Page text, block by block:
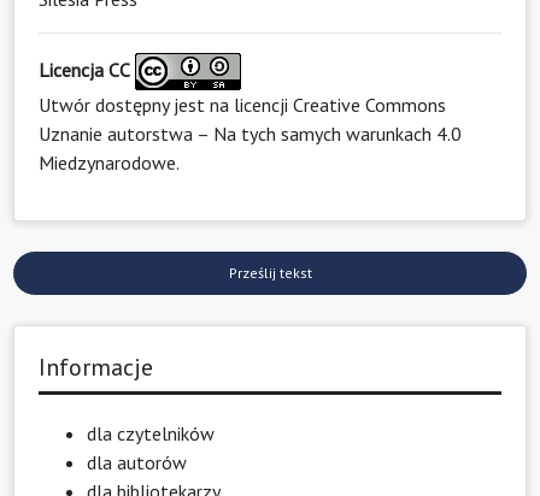
Licencja CC
Utwór dostępny jest na licencji Creative Commons
Uznanie autorstwa – Na tych samych warunkach 4.0
Miedzynarodowe.
Prześlij tekst
Informacje
dla czytelników
dla autorów
dla bibliotekarzy